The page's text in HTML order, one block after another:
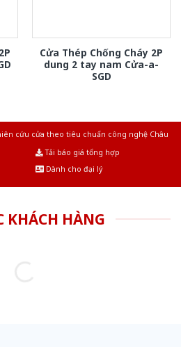
Cửa Thép Chống Cháy 2P
dung 2 tay nam Cửa-a-
SGD
cứu cửa theo tiêu chuẩn công nghệ Châu
Tải báo giá tổng hợp
Dành cho đại lý
KHÁCH HÀNG